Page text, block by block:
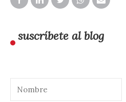
suscríbete al blog